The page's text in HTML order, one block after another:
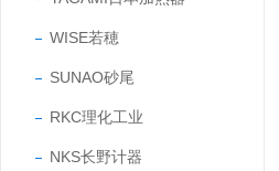
WISE若穂
SUNAO砂尾
RKC理化工业
NKS长野计器